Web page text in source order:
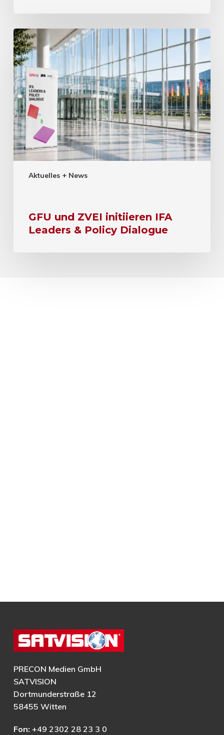
Aktuelles + News
GFU und ZVEI initiieren IFA
Leaders & Policy Dialogue
PRECON Medien GmbH
SATVISION
Dortmunderstraße 12
58455 Witten
Fon: +49 2302 28 23 3 0